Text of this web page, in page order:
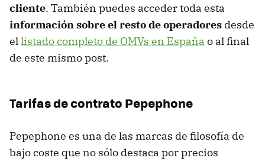
cliente. También puedes acceder toda esta
información sobre el resto de operadores desde
ellistado completo de OMVs en España o al final
de este mismo post.
Tarifas de contrato Pepephone
Pepephone es una de las marcas de filosofía de
bajo coste que no sólo destaca por precios